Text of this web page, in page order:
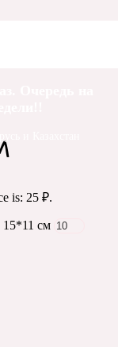
Очередь на
и Казахстан
is: 25 ₽.
см